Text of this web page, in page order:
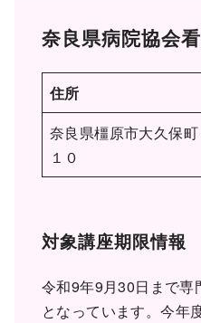
奈良県病院協会
住所
奈良県橿原市大久保町
１０
対象講座期限情報
令和9年9月30日まで専
となっています。今年